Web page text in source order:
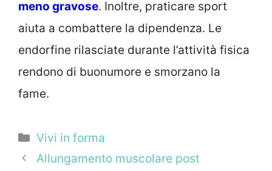
meno gravose. Inoltre, praticare sport
aiuta a combattere la dipendenza. Le
endorfine rilasciate durante l’attività fisica
rendono di buonumore e smorzano la
fame.
Categorie
Vivi in forma
Allungamento muscolare post